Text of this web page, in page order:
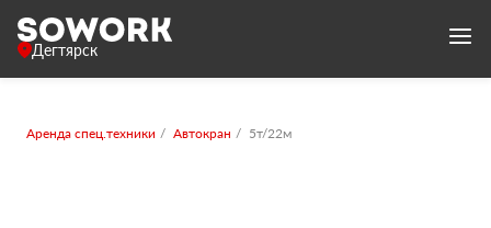
Дегтярск
Аренда спец.техники Автокран 5т/22м